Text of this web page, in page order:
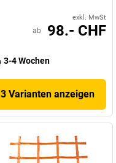
exkl. MwSt
ab 98.- CHF
3-4 Wochen
3 Varianten anzeigen